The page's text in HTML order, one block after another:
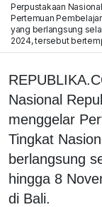
Perpustakaan
Pertemuan
yang berlangsung
2024, tersebut
Nasional
menggelar
Tingkat
berlangsung
hingga 8
di Bali.